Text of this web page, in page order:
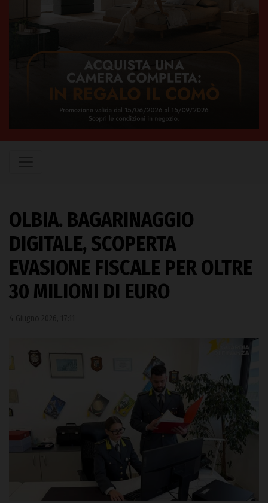
OLBIA. BAGARINAGGIO
DIGITALE, SCOPERTA
EVASIONE FISCALE PER OLTRE
30 MILIONI DI EURO